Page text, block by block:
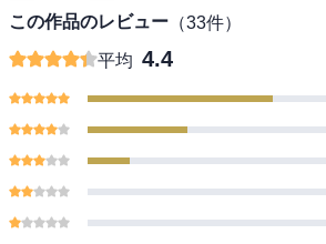
この作品のレビュー （33件）
平均 4.4